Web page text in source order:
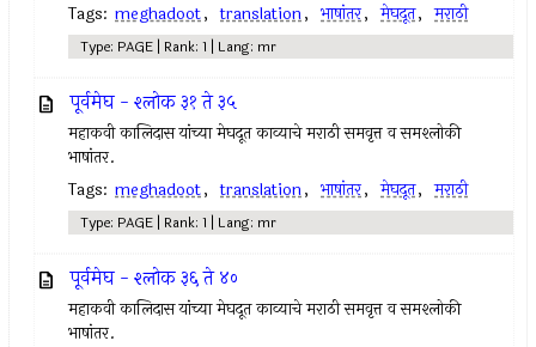
Tags: meghadoot, translation, भाषांतर, मेघदूत, मराठी
Type: PAGE | Rank: 1 | Lang: mr
पूर्वमेघ - श्लोक ३१ ते ३५
महाकवी कालिदास यांच्या मेघदूत काव्याचे मराठी समवृत्त व समश्लोकी
भाषांतर.
Tags: meghadoot, translation, भाषांतर, मेघदूत, मराठी
Type: PAGE | Rank: 1 | Lang: mr
पूर्वमेघ - श्लोक ३६ ते ४०
महाकवी कालिदास यांच्या मेघदूत काव्याचे मराठी समवृत्त व समश्लोकी
भाषांतर.